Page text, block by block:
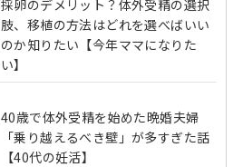
採卵のデメリット？体外受精の選択
肢、移植の方法はどれを選べばいい
のか知りたい【今年ママになりた
い】
40歳で体外受精を始めた晩婚夫婦
「乗り越えるべき壁」が多すぎた話
【40代の妊活】